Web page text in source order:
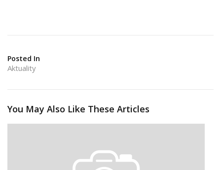
Posted In
Aktuality
You May Also Like These Articles